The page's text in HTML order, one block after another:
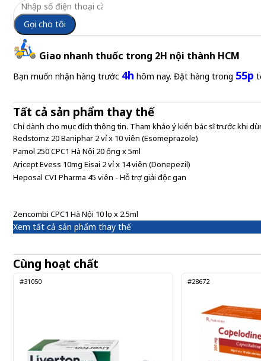
Gọi cho tôi
Giao nhanh thuốc trong 2H nội thành HCM
Bạn muốn nhận hàng trước 4h hôm nay. Đặt hàng trong 55p
Tất cả sản phẩm thay thế
Chỉ dành cho mục đích thông tin. Tham khảo ý kiến bác sĩ trước khi
Redstomz 20 Baniphar 2 vỉ x 10 viên (Esomeprazole)
Pamol 250 CPC1 Hà Nội 20 ống x 5ml
Aricept Evess 10mg Eisai 2 vỉ x 14 viên (Donepezil)
Heposal CVI Pharma 45 viên - Hỗ trợ giải độc gan
Zencombi CPC1 Hà Nội 10 lọ x 2.5ml
Xem tất cả sản phẩm thay thế
Cùng hoạt chất
#31050 #28672